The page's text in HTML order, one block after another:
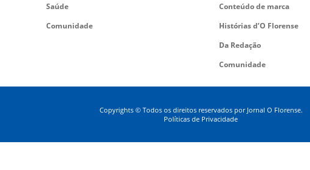
Saúde
Comunidade
Conteúdo de marca
Histórias d’O Florense
Da Redação
Comunidade
Copyrights © Todos os direitos reservados por Jornal O Florense.
Políticas de Privacidade